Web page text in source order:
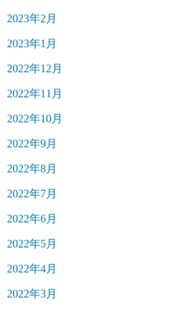
2023年2月
2023年1月
2022年12月
2022年11月
2022年10月
2022年9月
2022年8月
2022年7月
2022年6月
2022年5月
2022年4月
2022年3月